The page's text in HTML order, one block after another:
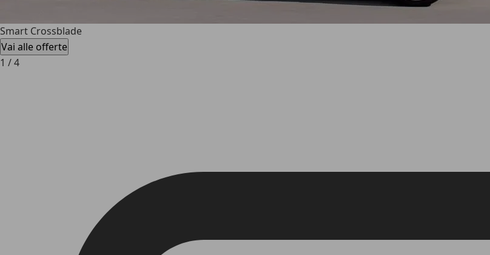
Smart Crossblade
Vai alle offerte
1 /4